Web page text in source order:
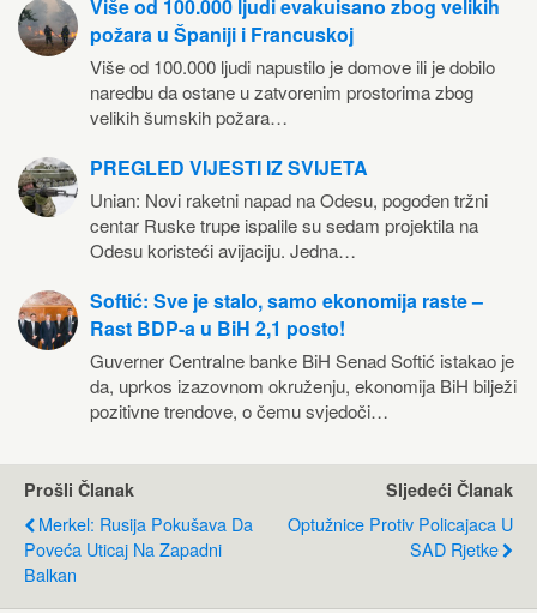
Više od 100.000 ljudi evakuisano zbog velikih
požara u Španiji i Francuskoj
Više od 100.000 ljudi napustilo je domove ili je dobilo
naredbu da ostane u zatvorenim prostorima zbog
velikih šumskih požara…
PREGLED VIJESTI IZ SVIJETA
Unian: Novi raketni napad na Odesu, pogođen tržni
centar Ruske trupe ispalile su sedam projektila na
Odesu koristeći avijaciju. Jedna…
Softić: Sve je stalo, samo ekonomija raste –
Rast BDP-a u BiH 2,1 posto!
Guverner Centralne banke BiH Senad Softić istakao je
da, uprkos izazovnom okruženju, ekonomija BiH bilježi
pozitivne trendove, o čemu svjedoči…
Prošli Članak
Merkel: Rusija Pokušava Da
Poveća Uticaj Na Zapadni
Balkan
Sljedeći Članak
Optužnice Protiv Policajaca U
SAD Rjetke